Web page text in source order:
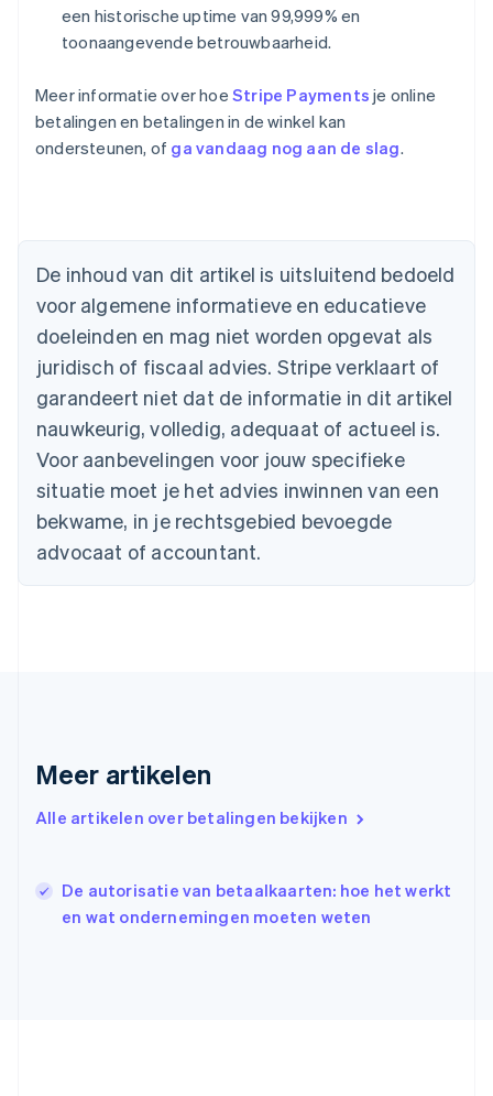
een historische uptime van 99,999% en
toonaangevende betrouwbaarheid.
Meer informatie over hoe Stripe Payments je online
betalingen en betalingen in de winkel kan
ondersteunen, of ga vandaag nog aan de slag.
De inhoud van dit artikel is uitsluitend bedoeld
voor algemene informatieve en educatieve
doeleinden en mag niet worden opgevat als
juridisch of fiscaal advies. Stripe verklaart of
garandeert niet dat de informatie in dit artikel
nauwkeurig, volledig, adequaat of actueel is.
Voor aanbevelingen voor jouw specifieke
situatie moet je het advies inwinnen van een
bekwame, in je rechtsgebied bevoegde
advocaat of accountant.
Meer artikelen
Alle artikelen over betalingen bekijken
De autorisatie van betaalkaarten: hoe het werkt
en wat ondernemingen moeten weten
English
België
Nederlands Français Deutsch English
EnglishFrançais
Cyprus
English
Denemarken
English
DeutschEnglish
Estland
Finland
EnglishSvenska
Frankrijk
Gibraltar
English
English
India
English
日本語 English
Kroatië